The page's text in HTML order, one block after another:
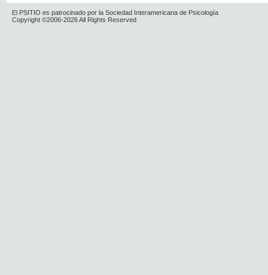
El PSITIO es patrocinado por la Sociedad Interamericana de Psicología
Copyright ©2006-2026 All Rights Reserved